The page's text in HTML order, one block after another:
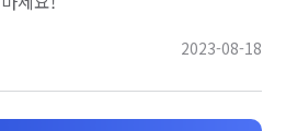
2023-08-18